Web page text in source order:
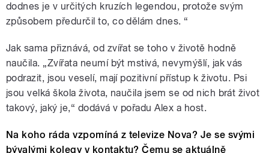
dodnes je v určitých kruzích legendou, protože svým
způsobem předurčil to, co dělám dnes. “
Jak sama přiznává, od zvířat se toho v životě hodně
naučila. „Zvířata neumí být mstivá, nevymýšlí, jak vás
podrazit, jsou veselí, mají pozitivní přístup k životu. Psi
jsou velká škola života, naučila jsem se od nich brát život
takový, jaký je,“ dodává v pořadu Alex a host.
Na koho ráda vzpomíná z televize Nova? Je se svými
bývalými kolegy v kontaktu? Čemu se aktuálně